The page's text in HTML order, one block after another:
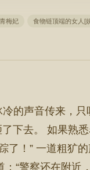
梅妃 食物链顶端的女人[
的声音传来，
下去。 如果熟
了！” 一道粗犷
“警察还在附近